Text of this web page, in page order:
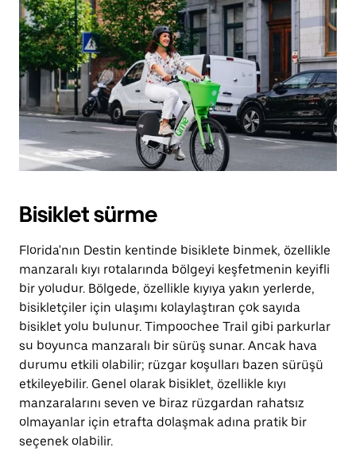
Bisiklet sürme
Florida'nın Destin kentinde bisiklete binmek, özellikle
manzaralı kıyı rotalarında bölgeyi keşfetmenin keyifli
bir yoludur. Bölgede, özellikle kıyıya yakın yerlerde,
bisikletçiler için ulaşımı kolaylaştıran çok sayıda
bisiklet yolu bulunur. Timpoochee Trail gibi parkurlar
su boyunca manzaralı bir sürüş sunar. Ancak hava
durumu etkili olabilir; rüzgar koşulları bazen sürüşü
etkileyebilir. Genel olarak bisiklet, özellikle kıyı
manzaralarını seven ve biraz rüzgardan rahatsız
olmayanlar için etrafta dolaşmak adına pratik bir
seçenek olabilir.